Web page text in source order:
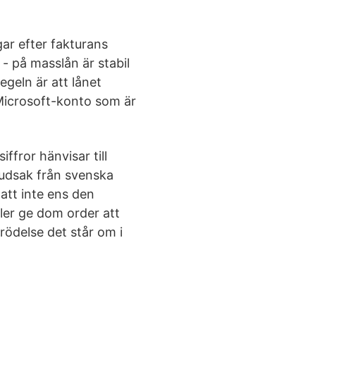
efter fakturans
på masslån är stabil
är att lånet
konto som är
hänvisar till
från svenska
inte ens den
ge dom order att
det står om i